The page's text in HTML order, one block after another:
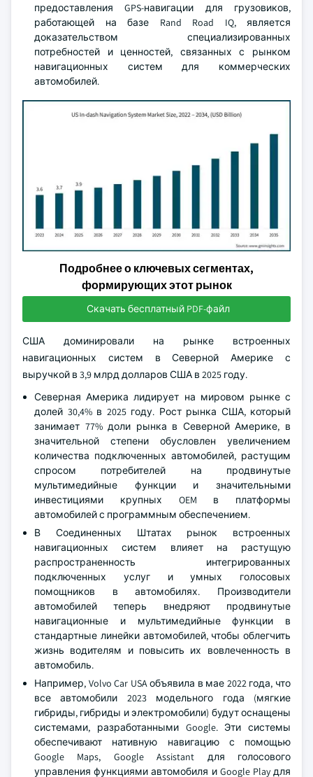
предоставления GPS-навигации для грузовиков,
работающей на базе Rand Road IQ, является
доказательством специализированных
потребностей и ценностей, связанных с рынком
навигационных систем для коммерческих
автомобилей.
Подробнее о ключевых сегментах,
формирующих этот рынок
Скачать бесплатный PDF-файл
США доминировали на рынке встроенных
навигационных систем в Северной Америке с
выручкой в 3,9 млрд долларов США в 2025 году.
Северная Америка лидирует на мировом рынке с
долей 30,4% в 2025 году. Рост рынка США, который
занимает 77% доли рынка в Северной Америке, в
значительной степени обусловлен увеличением
количества подключенных автомобилей, растущим
спросом потребителей на продвинутые
мультимедийные функции и значительными
инвестициями крупных OEM в платформы
автомобилей с программным обеспечением.
В Соединенных Штатах рынок встроенных
навигационных систем влияет на растущую
распространенность интегрированных
подключенных услуг и умных голосовых
помощников в автомобилях. Производители
автомобилей теперь внедряют продвинутые
навигационные и мультимедийные функции в
стандартные линейки автомобилей, чтобы облегчить
жизнь водителям и повысить их вовлеченность в
автомобиль.
Например, Volvo Car USA объявила в мае 2022 года, что
все автомобили 2023 модельного года (мягкие
гибриды, гибриды и электромобили) будут оснащены
системами, разработанными Google. Эти системы
обеспечивают нативную навигацию с помощью
Google Maps, Google Assistant для голосового
управления функциями автомобиля и Google Play для